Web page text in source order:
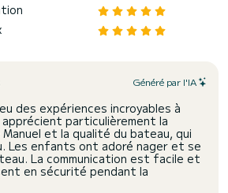
Généré par l'IA
des expériences incroyables à
particulièrement la
et la qualité du bateau, qui
Les enfants ont adoré nager et se
La communication est facile et
en sécurité pendant la